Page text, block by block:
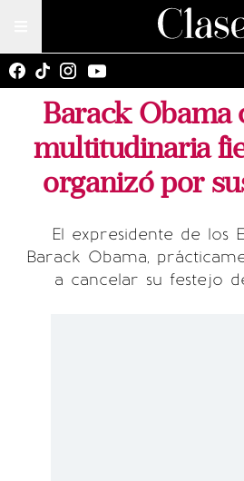
Barack Obama
multitudinaria
organizó por
El expresidente de los
Barack Obama,
a cancelar su festejo